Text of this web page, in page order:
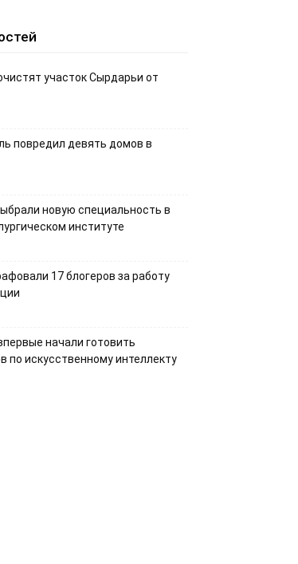
участок Сырдарьи от
повредил девять домов в
новую специальность в
институте
17 блогеров за работу
начали готовить
по искусственному интеллекту